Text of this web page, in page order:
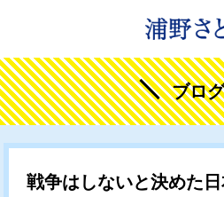
ブログ
戦争はしないと決めた